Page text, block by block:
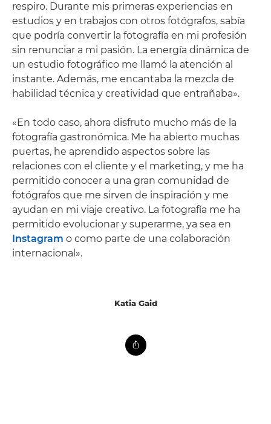
respiro. Durante mis primeras experiencias en
estudios y en trabajos con otros fotógrafos, sabía
que podría convertir la fotografía en mi profesión
sin renunciar a mi pasión. La energía dinámica de
un estudio fotográfico me llamó la atención al
instante. Además, me encantaba la mezcla de
habilidad técnica y creatividad que entrañaba».
«En todo caso, ahora disfruto mucho más de la
fotografía gastronómica. Me ha abierto muchas
puertas, he aprendido aspectos sobre las
relaciones con el cliente y el marketing, y me ha
permitido conocer a una gran comunidad de
fotógrafos que me sirven de inspiración y me
ayudan en mi viaje creativo. La fotografía me ha
permitido evolucionar y superarme, ya sea en
Instagram o como parte de una colaboración
internacional».
Katia Gaid